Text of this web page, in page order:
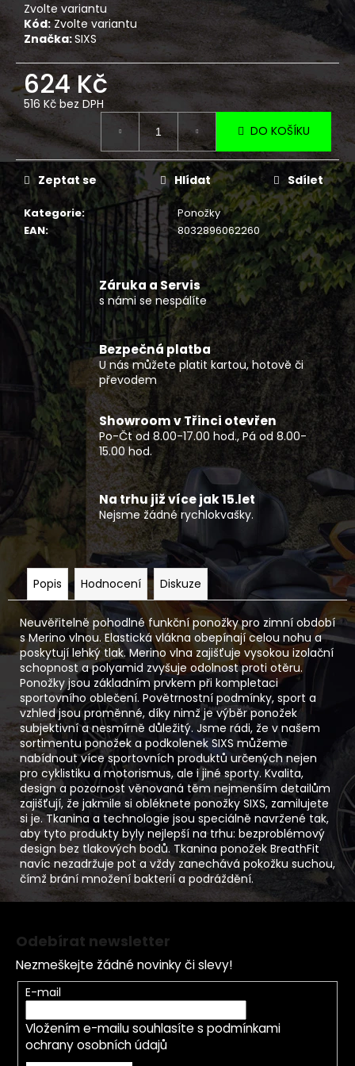
Zvolte variantu
Kód: Zvolte variantu
Značka:SIXS
624 Kč
516 Kč bez DPH
Měrná
cena:
DO KOŠÍKU
Kategorie:
Ponožky
EAN: 8032896062260
Zeptat se Hlídat Sdílet
Záruka a Servis
s námi se nespálíte
Bezpečná platba
U nás můžete platit kartou, hotově či
převodem
Showroom v Třinci otevřen
Po-Čt od 8.00-17.00 hod., Pá od 8.00-
15.00 hod.
Na trhu již více jak 15.let
Nejsme žádné rychlokvašky.
Popis Hodnocení Diskuze
Neuvěřitelně pohodlné funkční ponožky pro zimní období
s Merino vlnou. Elastická vlákna obepínají celou nohu a
poskytují lehký tlak. Merino vlna zajišťuje vysokou izolační
schopnost a polyamid zvyšuje odolnost proti otěru.
Ponožky jsou základním prvkem při kompletaci
sportovního oblečení. Povětrnostní podmínky, sport a
vzhled jsou proměnné, díky nimž je výběr ponožek
subjektivní a nesmírně důležitý. Jsme rádi, že v našem
sortimentu ponožek a podkolenek SIXS můžeme
nabídnout více sportovních produktů určených nejen
pro cyklistiku a motorismus, ale i jiné sporty. Kvalita,
design a pozornost věnovaná těm nejmenším detailům
zajišťují, že jakmile si obléknete ponožky SIXS, zamilujete
si je. Tkanina a technologie jsou speciálně navržené tak,
aby tyto produkty byly nejlepší na trhu: bezproblémový
design bez tlakových bodů. Tkanina ponožek BreathFit
navíc nezadržuje pot a vždy zanechává pokožku suchou,
čímž brání množení bakterií a podráždění.
u
j
m
e
NF
2210
TEXTILNÍ
BUNDA
DLOUHÁ
ČERNO
ŠEDO
ZELENÝ
REFLEX
2
720
Kč
Odebírat newsletter
Nezmeškejte žádné novinky či slevy!
E-mail
Vložením e-mailu souhlasíte s podmínkami
ochrany osobních údajů